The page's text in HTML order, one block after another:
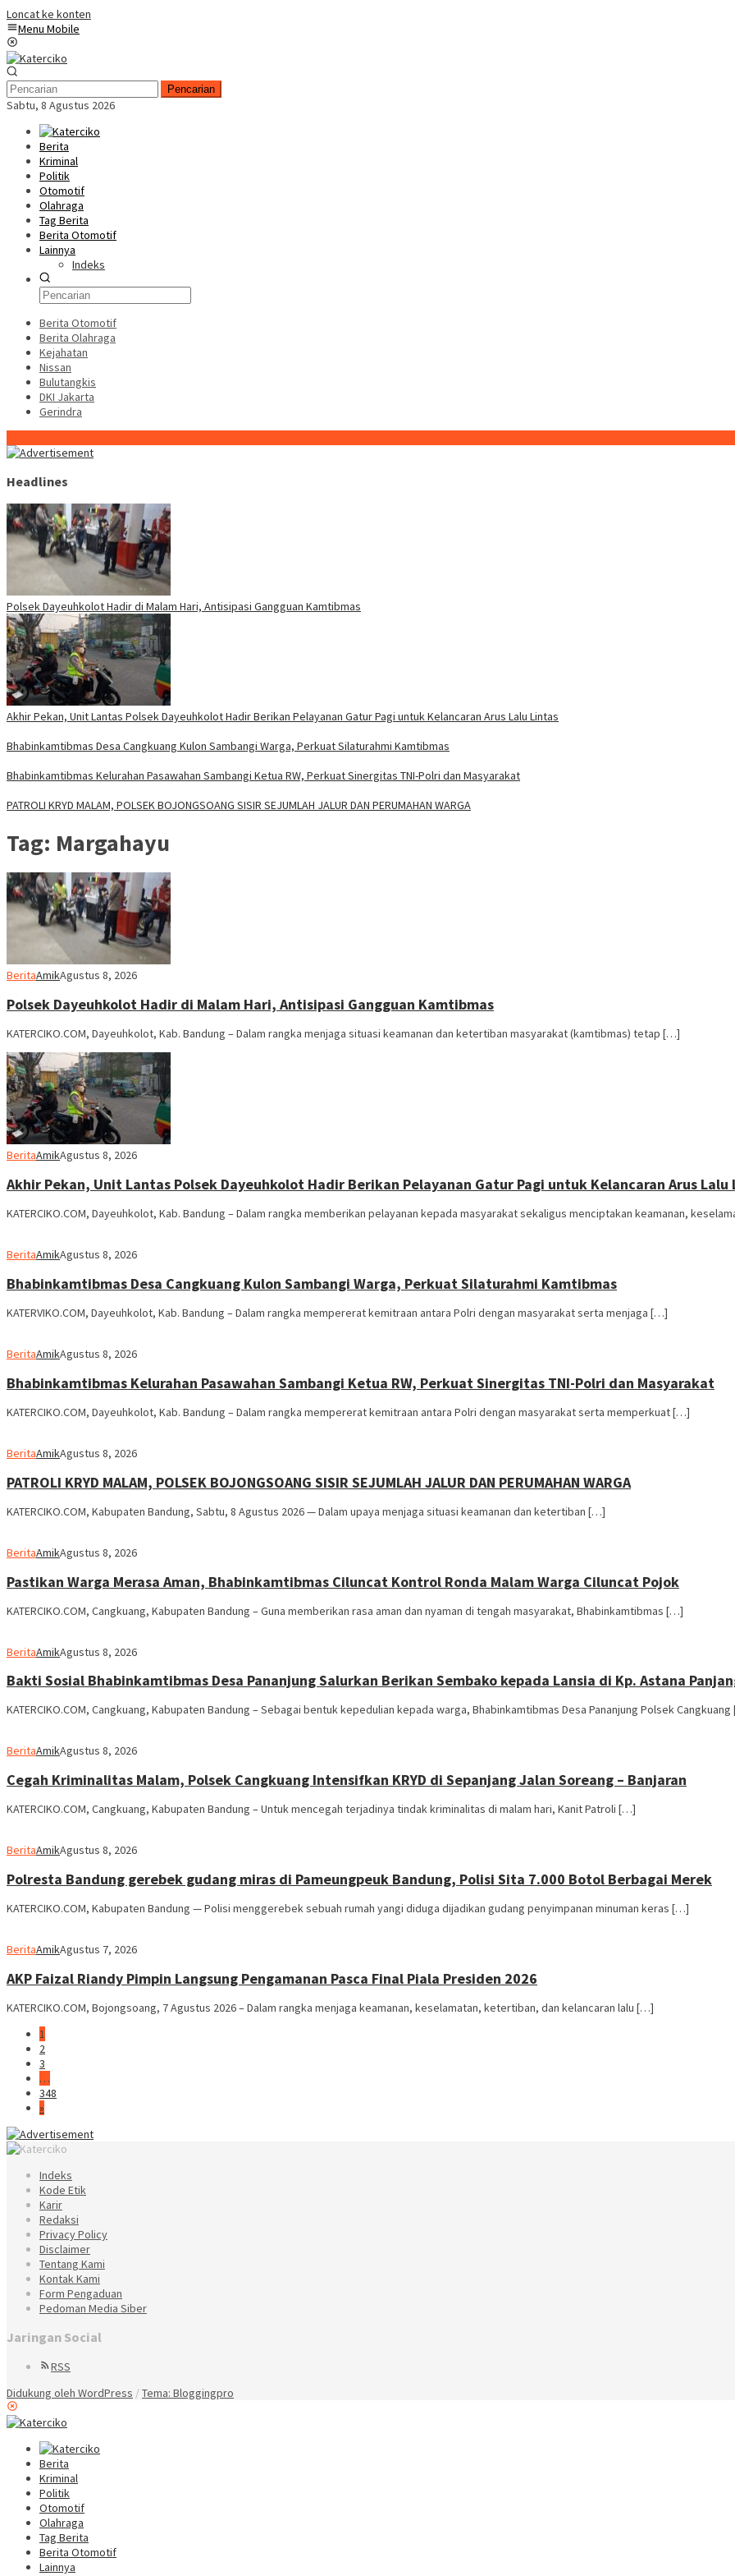
Loncat ke konten
Menu Mobile
Pencarian
Sabtu, 8 Agustus 2026
Berita
Kriminal
Politik
Otomotif
Olahraga
Tag Berita
Berita Otomotif
Lainnya
Indeks
Berita Otomotif
Berita Olahraga
Kejahatan
Nissan
Bulutangkis
DKI Jakarta
Gerindra
Headlines
Polsek Dayeuhkolot Hadir di Malam Hari, Antisipasi Gangguan Kamtibmas
Akhir Pekan, Unit Lantas Polsek Dayeuhkolot Hadir Berikan Pelayanan Gatur Pagi untuk Kelancaran Arus Lalu Lintas
Bhabinkamtibmas Desa Cangkuang Kulon Sambangi Warga, Perkuat Silaturahmi Kamtibmas
Bhabinkamtibmas Kelurahan Pasawahan Sambangi Ketua RW, Perkuat Sinergitas TNI-Polri dan Masyarakat
PATROLI KRYD MALAM, POLSEK BOJONGSOANG SISIR SEJUMLAH JALUR DAN PERUMAHAN WARGA
Tag: Margahayu
BeritaAmikAgustus 8, 2026
Polsek Dayeuhkolot Hadir di Malam Hari, Antisipasi Gangguan Kamtibmas
KATERCIKO.COM, Dayeuhkolot, Kab. Bandung – Dalam rangka menjaga situasi keamanan dan ketertiban masyarakat (kamtibmas) tetap […]
BeritaAmikAgustus 8, 2026
Akhir Pekan, Unit Lantas Polsek Dayeuhkolot Hadir Berikan Pelayanan Gatur Pagi untuk Kelancaran Arus Lalu
KATERCIKO.COM, Dayeuhkolot, Kab. Bandung – Dalam rangka memberikan pelayanan kepada masyarakat sekaligus menciptakan keamanan,
BeritaAmikAgustus 8, 2026
Bhabinkamtibmas Desa Cangkuang Kulon Sambangi Warga, Perkuat Silaturahmi Kamtibmas
KATERVIKO.COM, Dayeuhkolot, Kab. Bandung – Dalam rangka mempererat kemitraan antara Polri dengan masyarakat serta menjaga […]
BeritaAmikAgustus 8, 2026
Bhabinkamtibmas Kelurahan Pasawahan Sambangi Ketua RW, Perkuat Sinergitas TNI-Polri dan Masyarakat
KATERCIKO.COM, Dayeuhkolot, Kab. Bandung – Dalam rangka mempererat kemitraan antara Polri dengan masyarakat serta memperkuat […]
BeritaAmikAgustus 8, 2026
PATROLI KRYD MALAM, POLSEK BOJONGSOANG SISIR SEJUMLAH JALUR DAN PERUMAHAN WARGA
KATERCIKO.COM, Kabupaten Bandung, Sabtu, 8 Agustus 2026 — Dalam upaya menjaga situasi keamanan dan ketertiban […]
BeritaAmikAgustus 8, 2026
Pastikan Warga Merasa Aman, Bhabinkamtibmas Ciluncat Kontrol Ronda Malam Warga Ciluncat Pojok
KATERCIKO.COM, Cangkuang, Kabupaten Bandung – Guna memberikan rasa aman dan nyaman di tengah masyarakat, Bhabinkamtibmas […]
BeritaAmikAgustus 8, 2026
Bakti Sosial Bhabinkamtibmas Desa Pananjung Salurkan Berikan Sembako kepada Lansia di Kp. Astana
KATERCIKO.COM, Cangkuang, Kabupaten Bandung – Sebagai bentuk kepedulian kepada warga, Bhabinkamtibmas Desa Pananjung Polsek
BeritaAmikAgustus 8, 2026
Cegah Kriminalitas Malam, Polsek Cangkuang Intensifkan KRYD di Sepanjang Jalan Soreang – Banjaran
KATERCIKO.COM, Cangkuang, Kabupaten Bandung – Untuk mencegah terjadinya tindak kriminalitas di malam hari, Kanit Patroli […]
BeritaAmikAgustus 8, 2026
Polresta Bandung gerebek gudang miras di Pameungpeuk Bandung, Polisi Sita 7.000 Botol Berbagai Merek
KATERCIKO.COM, Kabupaten Bandung — Polisi menggerebek sebuah rumah yangi diduga dijadikan gudang penyimpanan minuman keras […]
BeritaAmikAgustus 7, 2026
AKP Faizal Riandy Pimpin Langsung Pengamanan Pasca Final Piala Presiden 2026
KATERCIKO.COM, Bojongsoang, 7 Agustus 2026 – Dalam rangka menjaga keamanan, keselamatan, ketertiban, dan kelancaran lalu […]
1
2
3
…
348
»
Indeks
Kode Etik
Karir
Redaksi
Privacy Policy
Disclaimer
Tentang Kami
Kontak Kami
Form Pengaduan
Pedoman Media Siber
Jaringan Social
RSS
Didukung oleh WordPress /Tema: Bloggingpro
Berita
Kriminal
Politik
Otomotif
Olahraga
Tag Berita
Berita Otomotif
Lainnya